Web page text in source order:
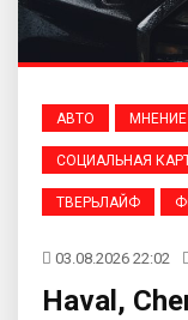
АВТО МНЕНИЕ
СОЦИАЛЬНАЯ
ТВЕРЬЛАЙФ
03.08.2026 22:02
Haval,